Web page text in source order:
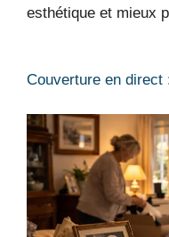
esthétique et mieux
Couverture en